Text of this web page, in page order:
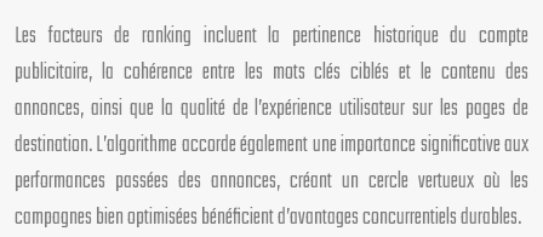
Les facteurs de ranking incluent la pertinence historique du compte
publicitaire, la cohérence entre les mots clés ciblés et le contenu des
annonces, ainsi que la qualité de l’expérience utilisateur sur les pages de
destination. L’algorithme accorde également une importance significative aux
performances passées des annonces, créant un cercle vertueux où les
campagnes bien optimisées bénéficient d’avantages concurrentiels durables.